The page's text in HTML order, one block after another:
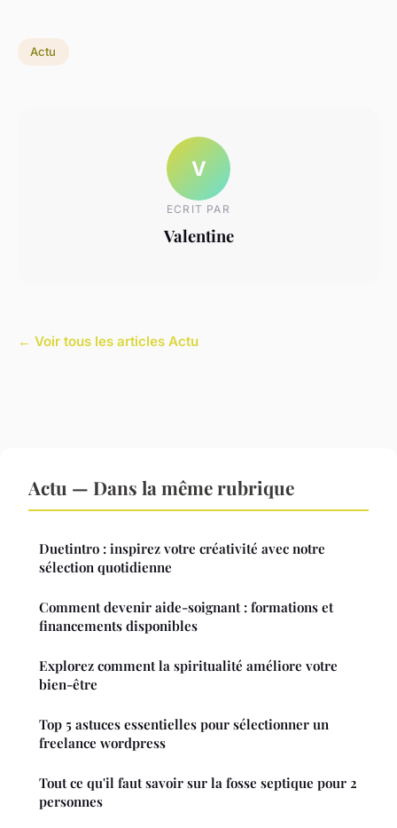
Actu
V
ECRIT PAR
Valentine
← Voir tous les articles Actu
Actu — Dans la même rubrique
Duetintro : inspirez votre créativité avec notre
sélection quotidienne
Comment devenir aide-soignant : formations et
financements disponibles
Explorez comment la spiritualité améliore votre
bien-être
Top 5 astuces essentielles pour sélectionner un
freelance wordpress
Tout ce qu'il faut savoir sur la fosse septique pour 2
personnes